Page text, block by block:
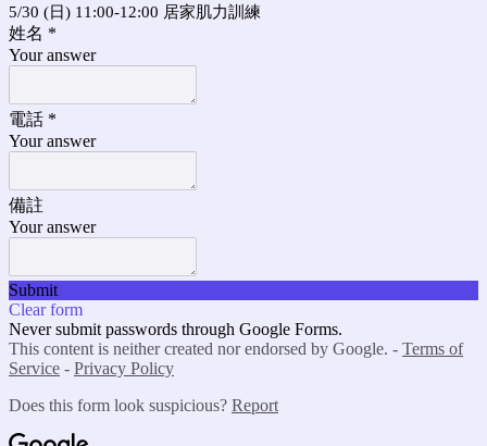
5/30 (日) 11:00-12:00 居家肌力訓練
姓名 *
Your answer
電話 *
Your answer
備註
Your answer
Submit
Clear form
Never submit passwords through Google Forms.
This content is neither created nor endorsed by Google. - Terms of
Service - Privacy Policy
Does this form look suspicious? Report